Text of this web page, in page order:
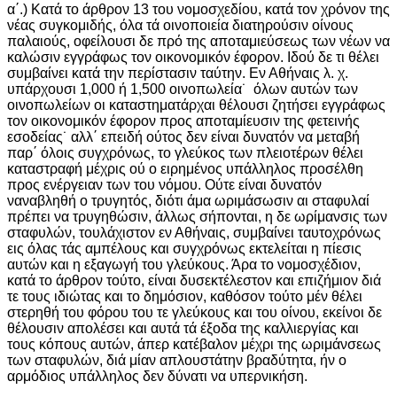
α΄.) Κατά το άρθρον 13 του νομοσχεδίου, κατά τον χρόνον της
νέας συγκομιδής, όλα τά οινοποιεία διατηρούσιν οίνους
παλαιούς, οφείλουσι δε πρό της αποταμιεύσεως των νέων να
καλώσιν εγγράφως τον οικονομικόν έφορον. Ιδού δε τι θέλει
συμβαίνει κατά την περίστασιν ταύτην. Εν Αθήναις λ. χ.
υπάρχουσι 1,000 ή 1,500 οινοπωλεία˙ όλων αυτών των
οινοπωλείων οι καταστηματάρχαι θέλουσι ζητήσει εγγράφως
τον οικονομικόν έφορον προς αποταμίευσιν της φετεινής
εσοδείας˙ αλλ΄ επειδή ούτος δεν είναι δυνατόν να μεταβή
παρ΄ όλοις συγχρόνως, το γλεύκος των πλειοτέρων θέλει
καταστραφή μέχρις ού ο ειρημένος υπάλληλος προσέλθη
προς ενέργειαν των του νόμου. Ούτε είναι δυνατόν
ναναβληθή ο τρυγητός, διότι άμα ωριμάσωσιν αι σταφυλαί
πρέπει να τρυγηθώσιν, άλλως σήπονται, η δε ωρίμανσις των
σταφυλών, τουλάχιστον εν Αθήναις, συμβαίνει ταυτοχρόνως
εις όλας τάς αμπέλους και συγχρόνως εκτελείται η πίεσις
αυτών και η εξαγωγή του γλεύκους. Άρα το νομοσχέδιον,
κατά το άρθρον τούτο, είναι δυσεκτέλεστον και επιζήμιον διά
τε τους ιδιώτας και το δημόσιον, καθόσον τούτο μέν θέλει
στερηθή του φόρου του τε γλεύκους και του οίνου, εκείνοι δε
θέλουσιν απολέσει και αυτά τά έξοδα της καλλιεργίας και
τους κόπους αυτών, άπερ κατέβαλον μέχρι της ωριμάνσεως
των σταφυλών, διά μίαν απλουστάτην βραδύτητα, ήν ο
αρμόδιος υπάλληλος δεν δύνατι να υπερνικήση.